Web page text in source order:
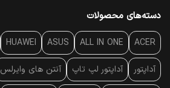
دسته‌های محصولات
ACER
ALL IN ONE
ASUS
HUAWEI
آداپتور آداپتور لپ تاپ آنتن‌ های وایرلس